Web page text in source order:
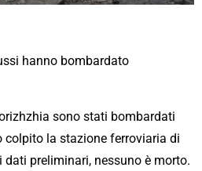
hanno bombardato
sono stati bombardati
la stazione ferroviaria di
preliminari, nessuno è morto.